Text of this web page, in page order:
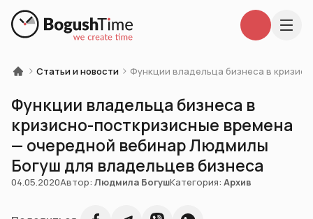
Статьи и новости Функции владельца бизнеса в
Функции владельца бизнеса в
кризисно-посткризисные времена
— очередной вебинар Людмилы
Богуш для владельцев бизнеса
04.05.2020Автор: Людмила БогушКатегория: Архив